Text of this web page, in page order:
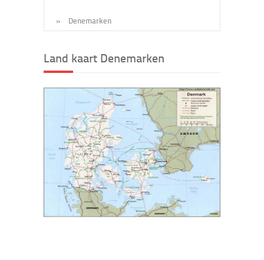
» Denemarken
Land kaart Denemarken